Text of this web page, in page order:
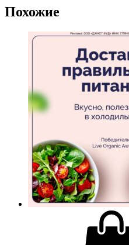
Похожие